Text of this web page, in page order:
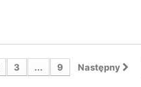
3 ... 9 Następny